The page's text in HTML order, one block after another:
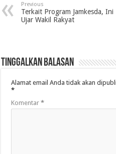
Previous
Terkait Program Jamkesda, Ini
Ujar Wakil Rakyat
Tinggalkan Balasan
Alamat email Anda tidak akan
*
Komentar*